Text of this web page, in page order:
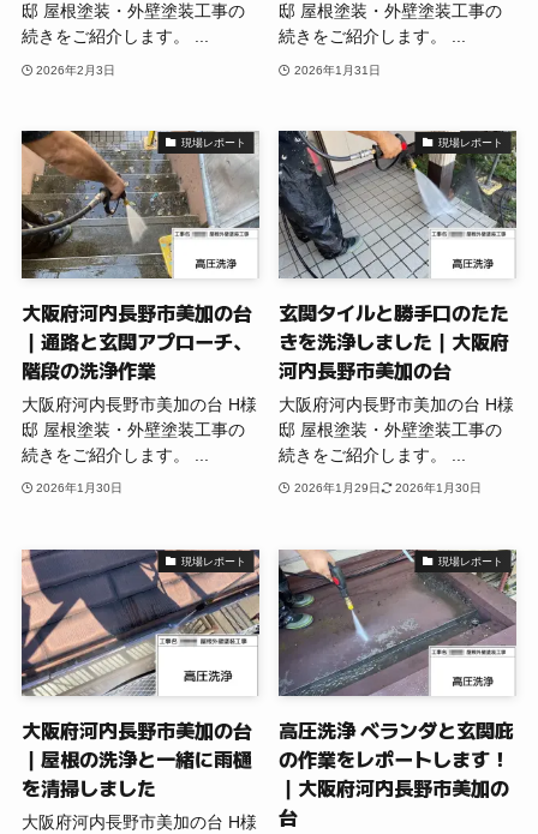
邸 屋根塗装・外壁塗装工事の
続きをご紹介します。 ...
2026年2月3日
邸 屋根塗装・外壁塗装工事の
続きをご紹介します。 ...
2026年1月31日
現場レポート
大阪府河内長野市美加の台
｜通路と玄関アプローチ、
階段の洗浄作業
大阪府河内長野市美加の台 H様
邸 屋根塗装・外壁塗装工事の
続きをご紹介します。 ...
2026年1月30日
現場レポート
玄関タイルと勝手口のたた
きを洗浄しました｜大阪府
河内長野市美加の台
大阪府河内長野市美加の台 H様
邸 屋根塗装・外壁塗装工事の
続きをご紹介します。 ...
2026年1月29日 2026年1月30日
現場レポート
大阪府河内長野市美加の台
｜屋根の洗浄と一緒に雨樋
を清掃しました
大阪府河内長野市美加の台 H様
現場レポート
高圧洗浄 ベランダと玄関庇
の作業をレポートします！
｜大阪府河内長野市美加の
台